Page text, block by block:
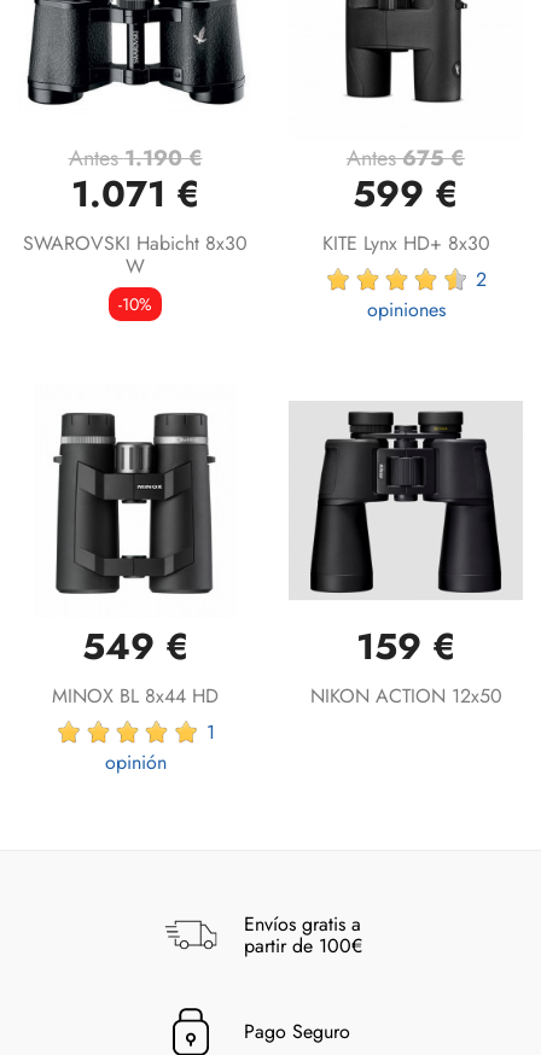
Antes1.190 €
1.071 €
SWAROVSKI Habicht 8x30
W
-10%
Antes675 €
599 €
KITE Lynx HD+ 8x30
2
opiniones
549 €
MINOX BL 8x44 HD
1
opinión
159 €
NIKON ACTION 12x50
Envíos gratis a
partir de 100€
Pago Seguro